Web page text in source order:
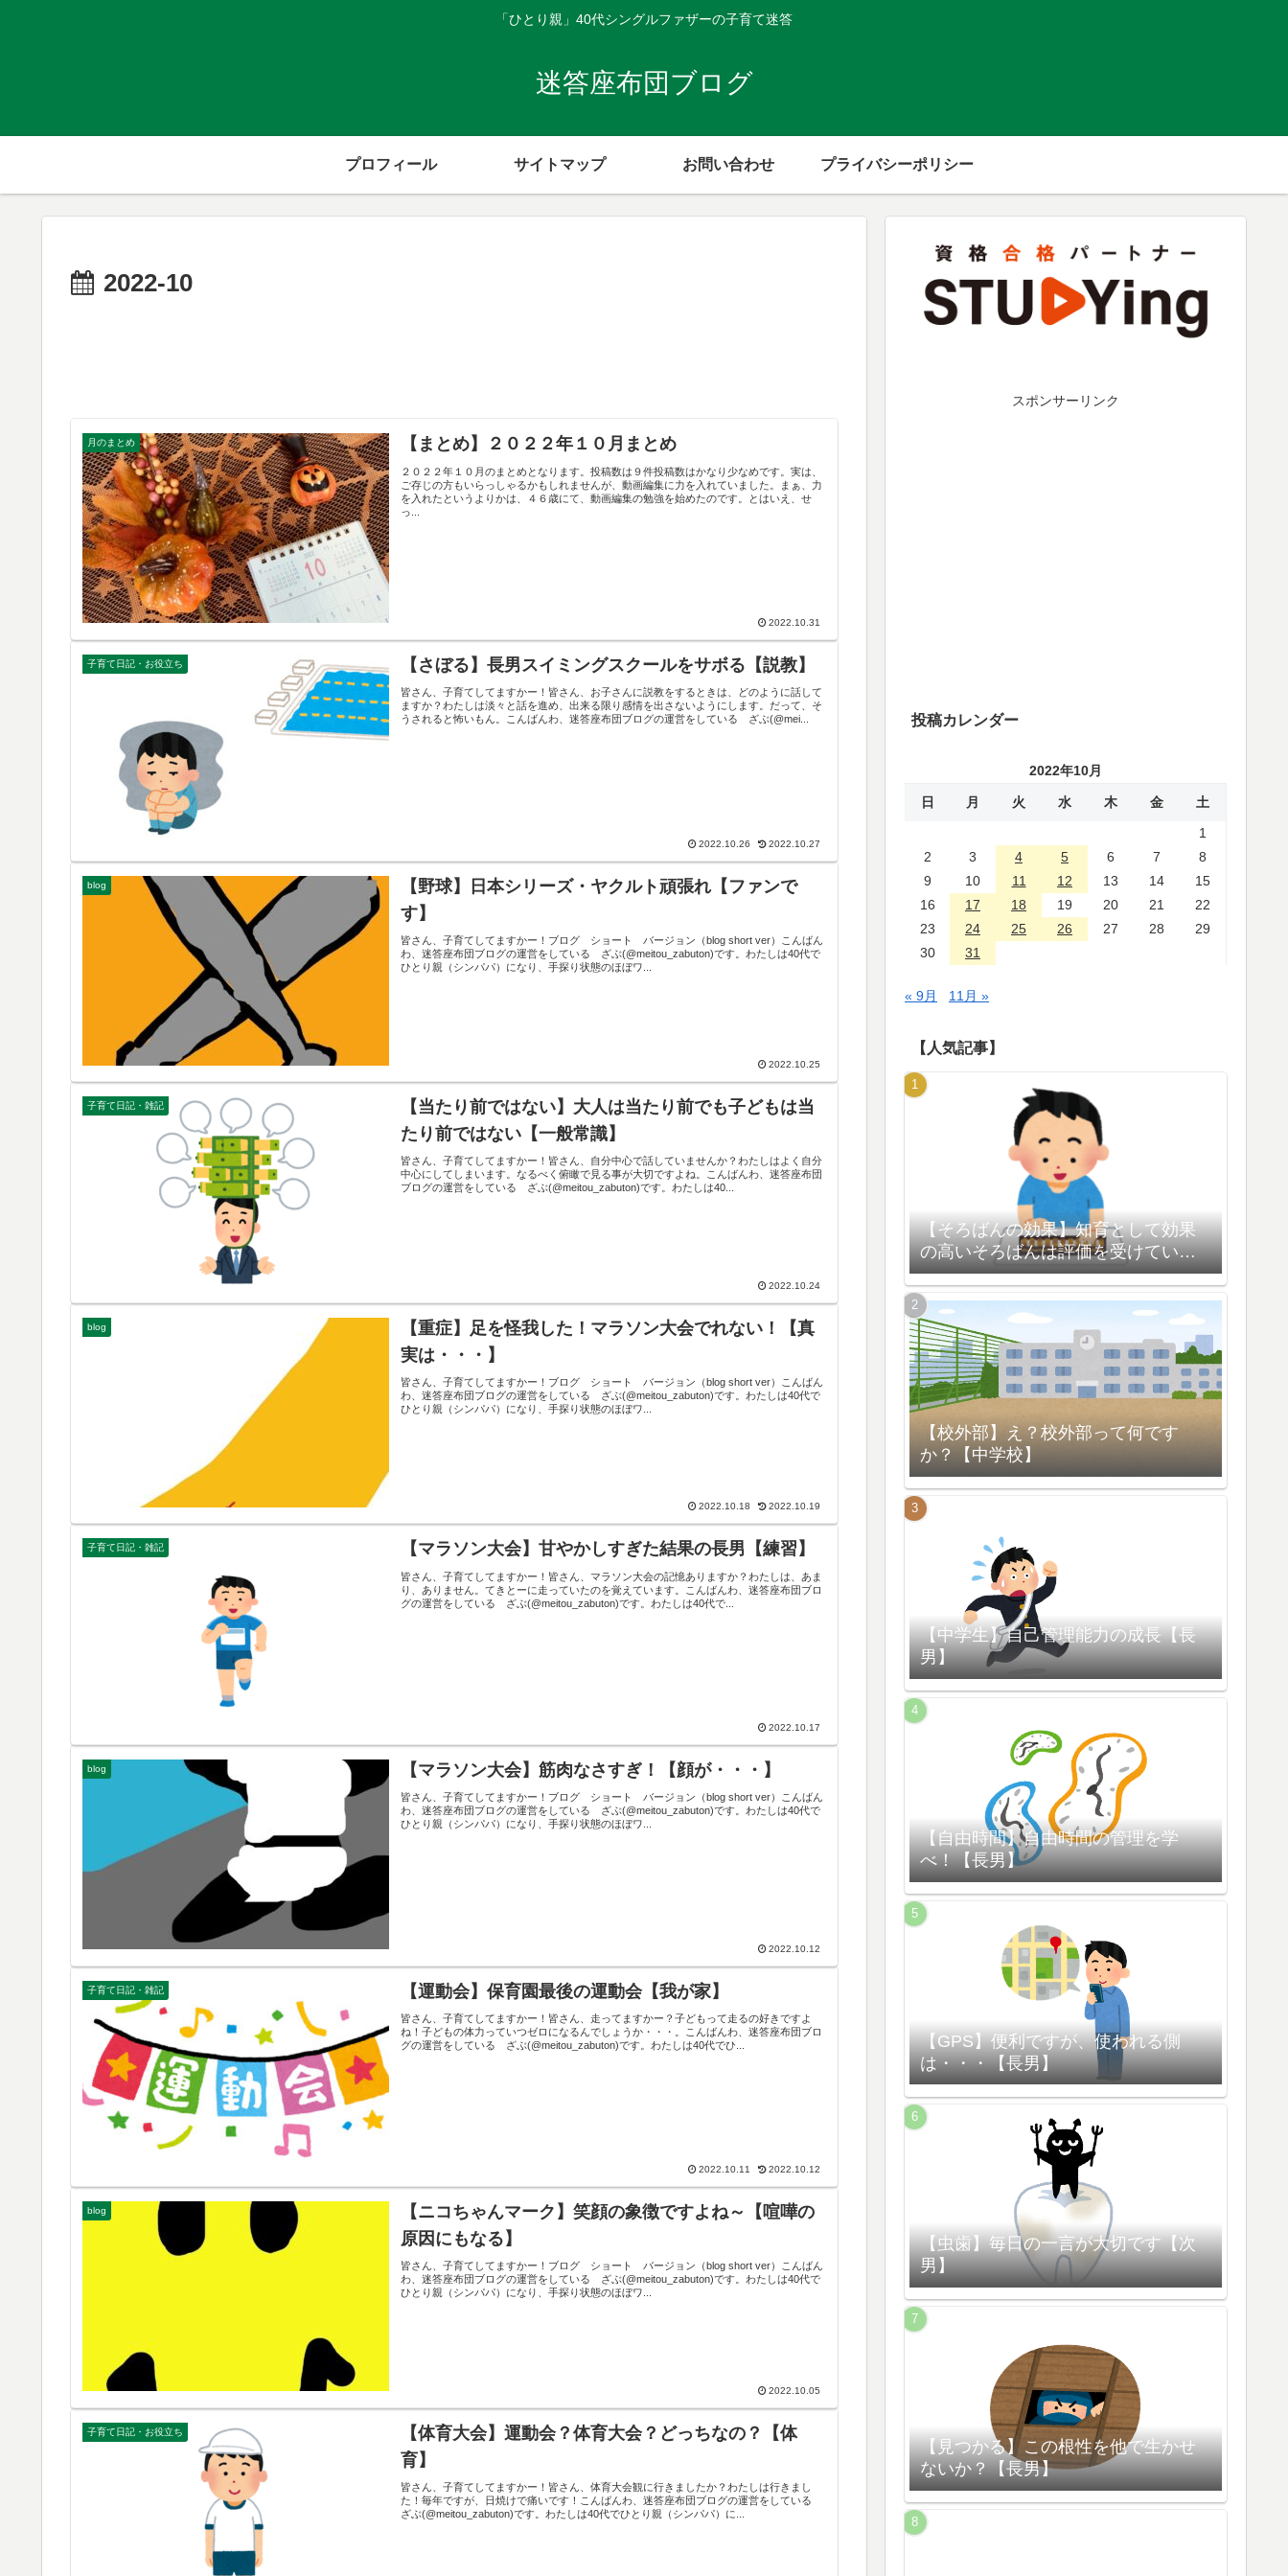
「ひとり親」40代シングルファザーの子育て迷答
迷答座布団ブログ
プロフィール サイトマップ お問い合わせ プライバシーポリシー
2022-10
月のまとめ 【まとめ】２０２２年１０月まとめ
２０２２年１０月のまとめとなります。投稿数は９件投稿数はかなり少なめです。実は、
ご存じの方もいらっしゃるかもしれませんが、動画編集に力を入れていました。まぁ、力
を入れたというよりかは、４６歳にて、動画編集の勉強を始めたのです。とはいえ、せ
っ...
2022.10.31
子育て日記・お役立ち 【さぼる】長男スイミングスクールをサボる【説教】
皆さん、子育てしてますかー！皆さん、お子さんに説教をするときは、どのように話して
ますか？わたしは淡々と話を進め、出来る限り感情を出さないようにします。だって、そ
うされると怖いもん。こんばんわ、迷答座布団ブログの運営をしている ざぶ(@mei...
2022.10.26 2022.10.27
blog
【野球】日本シリーズ・ヤクルト頑張れ【ファンで
す】
皆さん、子育てしてますかー！ブログ ショート バージョン（blog short ver）こんばん
わ、迷答座布団ブログの運営をしている ざぶ(@meitou_zabuton)です。わたしは40代で
ひとり親（シンパパ）になり、手探り状態のほぼワ...
2022.10.25
子育て日記・雑記
【当たり前ではない】大人は当たり前でも子どもは当
たり前ではない【一般常識】
皆さん、子育てしてますかー！皆さん、自分中心で話していませんか？わたしはよく自分
中心にしてしまいます。なるべく俯瞰で見る事が大切ですよね。こんばんわ、迷答座布団
ブログの運営をしている ざぶ(@meitou_zabuton)です。わたしは40...
2022.10.24
blog
【重症】足を怪我した！マラソン大会でれない！【真
実は・・・】
皆さん、子育てしてますかー！ブログ ショート バージョン（blog short ver）こんばん
わ、迷答座布団ブログの運営をしている ざぶ(@meitou_zabuton)です。わたしは40代で
ひとり親（シンパパ）になり、手探り状態のほぼワ...
2022.10.18 2022.10.19
子育て日記・雑記 【マラソン大会】甘やかしすぎた結果の長男【練習】
皆さん、子育てしてますかー！皆さん、マラソン大会の記憶ありますか？わたしは、あま
り、ありません。てきとーに走っていたのを覚えています。こんばんわ、迷答座布団ブロ
グの運営をしている ざぶ(@meitou_zabuton)です。わたしは40代で...
2022.10.17
blog 【マラソン大会】筋肉なさすぎ！【顔が・・・】
皆さん、子育てしてますかー！ブログ ショート バージョン（blog short ver）こんばん
わ、迷答座布団ブログの運営をしている ざぶ(@meitou_zabuton)です。わたしは40代で
ひとり親（シンパパ）になり、手探り状態のほぼワ...
2022.10.12
子育て日記・雑記 【運動会】保育園最後の運動会【我が家】
皆さん、子育てしてますかー！皆さん、走ってますかー？子どもって走るの好きですよ
ね！子どもの体力っていつゼロになるんでしょうか・・・。こんばんわ、迷答座布団ブロ
グの運営をしている ざぶ(@meitou_zabuton)です。わたしは40代でひ...
2022.10.11 2022.10.12
blog
【ニコちゃんマーク】笑顔の象徴ですよね～【喧嘩の
原因にもなる】
皆さん、子育てしてますかー！ブログ ショート バージョン（blog short ver）こんばん
わ、迷答座布団ブログの運営をしている ざぶ(@meitou_zabuton)です。わたしは40代で
ひとり親（シンパパ）になり、手探り状態のほぼワ...
2022.10.05
子育て日記・お役立ち
【体育大会】運動会？体育大会？どっちなの？【体
育】
皆さん、子育てしてますかー！皆さん、体育大会観に行きましたか？わたしは行きまし
た！毎年ですが、日焼けで痛いです！こんばんわ、迷答座布団ブログの運営をしている
ざぶ(@meitou_zabuton)です。わたしは40代でひとり親（シンパパ）に...
スポンサーリンク
投稿カレンダー
2022年10月
日 月 火 水 木 金
土
1
2
3 4 5 6 7
8
9
10 11 12 13 14
15
16
17 18 19 20 21
22
23
24 25 26 27 28
29
30
31
« 9月 11月 »
【人気記事】
【そろばんの効果】知育として効果
の高いそろばんは評価を受けている
【脳の活性化】
【校外部】え？校外部って何です
か？【中学校】
【中学生】自己管理能力の成長【長
男】
【自由時間】自由時間の管理を学
べ！【長男】
【GPS】便利ですが、使われる側
は・・・【長男】
【虫歯】毎日の一言が大切です【次
男】
【見つかる】この根性を他で生かせ
ないか？【長男】